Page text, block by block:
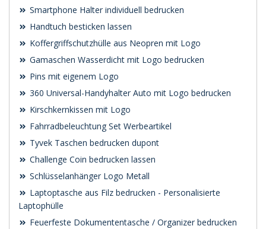
Smartphone Halter individuell bedrucken
Handtuch besticken lassen
Koffergriffschutzhülle aus Neopren mit Logo
Gamaschen Wasserdicht mit Logo bedrucken
Pins mit eigenem Logo
360 Universal-Handyhalter Auto mit Logo bedrucken
Kirschkernkissen mit Logo
Fahrradbeleuchtung Set Werbeartikel
Tyvek Taschen bedrucken dupont
Challenge Coin bedrucken lassen
Schlüsselanhänger Logo Metall
Laptoptasche aus Filz bedrucken - Personalisierte
Laptophülle
Feuerfeste Dokumententasche / Organizer bedrucken